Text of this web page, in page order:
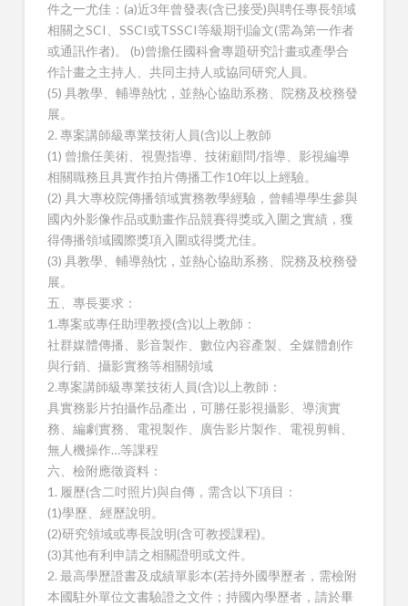
件之一尤佳：(a)近3年曾發表(含已接受)與聘任專長領域
相關之SCI、SSCI或TSSCI等級期刊論文(需為第一作者
或通訊作者)。 (b)曾擔任國科會專題研究計畫或產學合
作計畫之主持人、共同主持人或協同研究人員。
(5) 具教學、輔導熱忱，並熱心協助系務、院務及校務發
展。
2. 專案講師級專業技術人員(含)以上教師
(1) 曾擔任美術、視覺指導、技術顧問/指導、影視編導
相關職務且具實作拍片傳播工作10年以上經驗。
(2) 具大專校院傳播領域實務教學經驗，曾輔導學生參與
國內外影像作品或動畫作品競賽得獎或入圍之實績，獲
得傳播領域國際獎項入圍或得獎尤佳。
(3) 具教學、輔導熱忱，並熱心協助系務、院務及校務發
展。
五、專長要求：
1.專案或專任助理教授(含)以上教師：
社群媒體傳播、影音製作、數位內容產製、全媒體創作
與行銷、攝影實務等相關領域
2.專案講師級專業技術人員(含)以上教師：
具實務影片拍攝作品產出，可勝任影視攝影、導演實
務、編劇實務、電視製作、廣告影片製作、電視剪輯、
無人機操作…等課程
六、檢附應徵資料：
1. 履歷(含二吋照片)與自傳，需含以下項目：
(1)學歷、經歷說明。
(2)研究領域或專長說明(含可教授課程)。
(3)其他有利申請之相關證明或文件。
2. 最高學歷證書及成績單影本(若持外國學歷者，需檢附
本國駐外單位文書驗證之文件；持國內學歷者，請於畢